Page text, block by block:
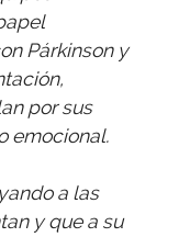
Párkinson y
por sus
emocional.
a las
y que a su